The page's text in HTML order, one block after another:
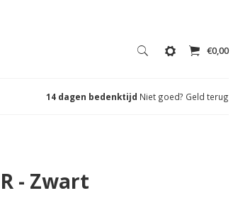
€0,00
14 dagen bedenktijd Niet goed? Geld terug
- Zwart